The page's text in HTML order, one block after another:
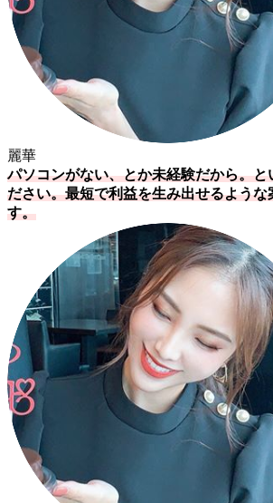
麗華
パソコンがない、とか未経験だから。と
ださい。最短で利益を生み出せるような
す。